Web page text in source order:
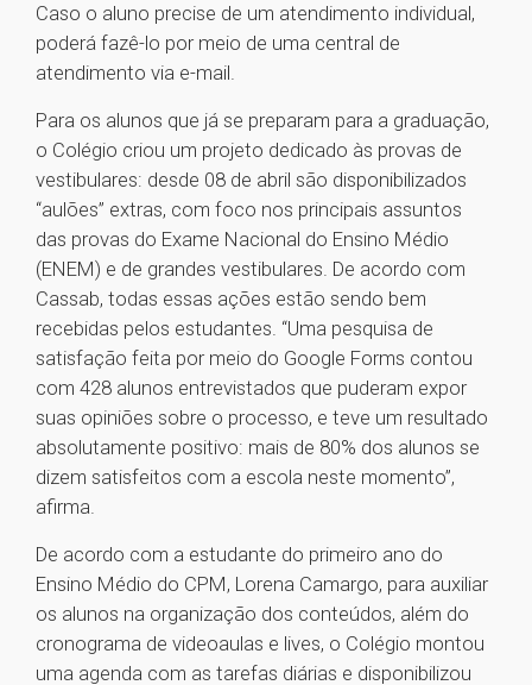
Caso o aluno precise de um atendimento individual,
poderá fazê-lo por meio de uma central de
atendimento via e-mail.
Para os alunos que já se preparam para a graduação,
o Colégio criou um projeto dedicado às provas de
vestibulares: desde 08 de abril são disponibilizados
“aulões” extras, com foco nos principais assuntos
das provas do Exame Nacional do Ensino Médio
(ENEM) e de grandes vestibulares. De acordo com
Cassab, todas essas ações estão sendo bem
recebidas pelos estudantes. “Uma pesquisa de
satisfação feita por meio do Google Forms contou
com 428 alunos entrevistados que puderam expor
suas opiniões sobre o processo, e teve um resultado
absolutamente positivo: mais de 80% dos alunos se
dizem satisfeitos com a escola neste momento”,
afirma.
De acordo com a estudante do primeiro ano do
Ensino Médio do CPM, Lorena Camargo, para auxiliar
os alunos na organização dos conteúdos, além do
cronograma de videoaulas e lives, o Colégio montou
uma agenda com as tarefas diárias e disponibilizou